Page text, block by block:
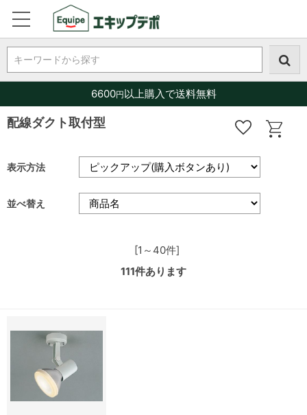
キーワードから探す
6600円以上購入で送料無料
配線ダクト取付型
表示方法
並べ替え
[1～40件]
111件あります